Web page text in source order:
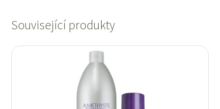
Související produkty